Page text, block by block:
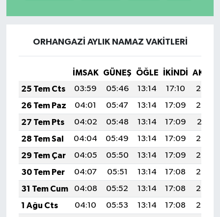
ORHANGAZİ AYLIK NAMAZ VAKITLERI
İMSAK GÜNEŞ ÖĞLE İKINDI
25 Tem Cts
03:59 05:46 13:14 17:10
20:32
26 Tem Paz
04:01 05:47 13:14 17:09
20:32
27 Tem Pts
04:02 05:48 13:14 17:09
20:31
28 Tem Sal
04:04 05:49 13:14 17:09
20:30
29 Tem Çar
04:05 05:50 13:14 17:09
20:29
30 Tem Per
04:07 05:51 13:14 17:08
20:28
31 Tem Cum
04:08 05:52 13:14 17:08
20:27
1 Ağu Cts
04:10 05:53 13:14 17:08
20:26